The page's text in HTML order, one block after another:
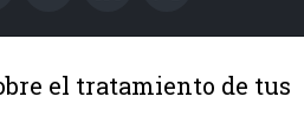
el tratamiento de tus